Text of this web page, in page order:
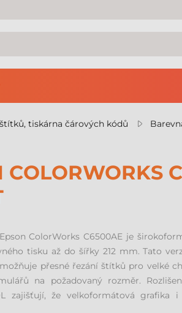
tiskárna čárových kódů
COLORWORKS
ColorWorks C6500AE je
tisku až do šířky 212 mm. Tato
přesné řezání štítků pro velké
na požadovaný rozměr.
zajišťují, že velkoformátová